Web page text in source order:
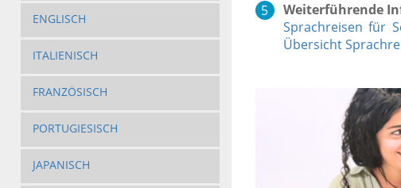
ENGLISCH
ITALIENISCH
FRANZÖSISCH
PORTUGIESISCH
JAPANISCH
Weiterführende
Sprachreisen für
Übersicht